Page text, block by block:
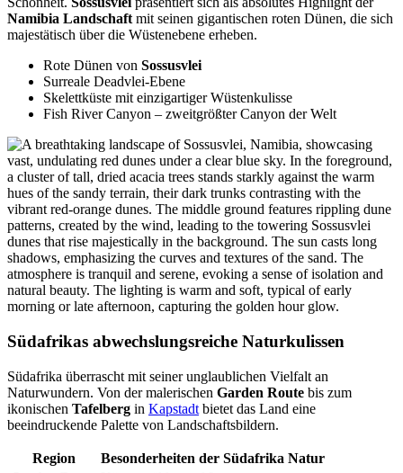
Namibia Landschaft mit seinen gigantischen roten Dünen, die sich
majestätisch über die Wüstenebene erheben.
Rote Dünen von Sossusvlei
Surreale Deadvlei-Ebene
Skelettküste mit einzigartiger Wüstenkulisse
Fish River Canyon – zweitgrößter Canyon der Welt
Südafrikas abwechslungsreiche Naturkulissen
Südafrika überrascht mit seiner unglaublichen Vielfalt an
Naturwundern. Von der malerischen Garden Route bis zum
ikonischen Tafelberg in Kapstadt bietet das Land eine
beeindruckende Palette von Landschaftsbildern.
Region
Besonderheiten der Südafrika Natur